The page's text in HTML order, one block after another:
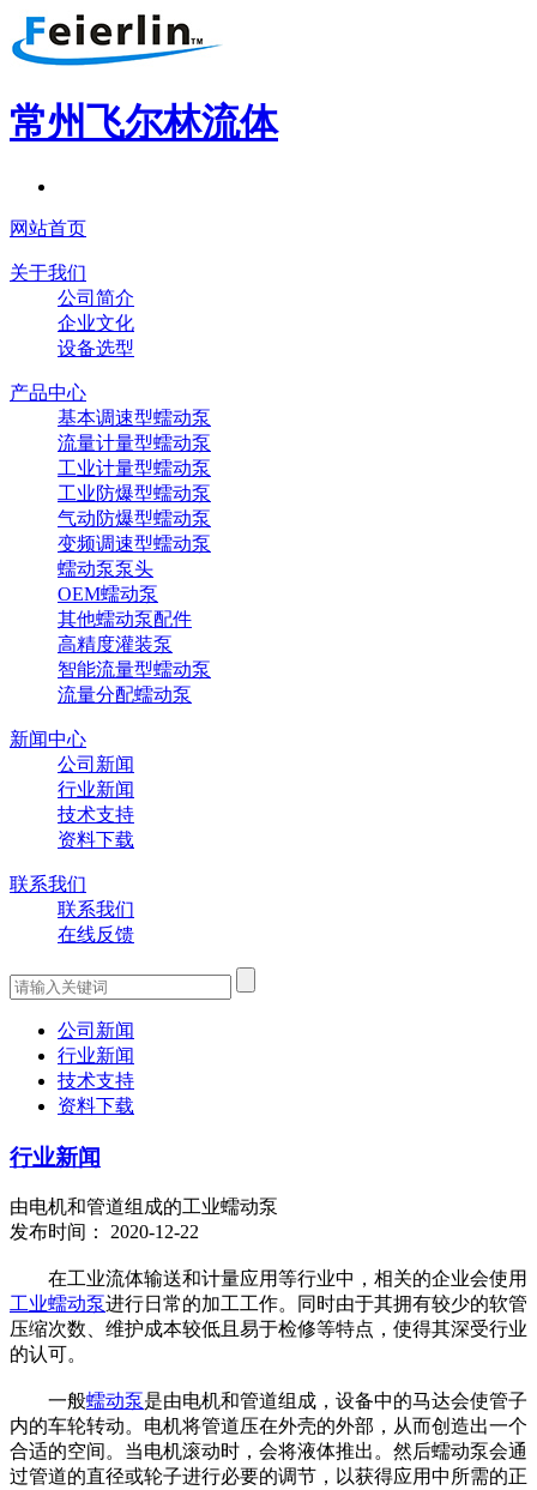
常州飞尔林流体
网站首页
关于我们
公司简介
企业文化
设备选型
产品中心
基本调速型蠕动泵
流量计量型蠕动泵
工业计量型蠕动泵
工业防爆型蠕动泵
气动防爆型蠕动泵
变频调速型蠕动泵
蠕动泵泵头
OEM蠕动泵
其他蠕动泵配件
高精度灌装泵
智能流量型蠕动泵
流量分配蠕动泵
新闻中心
公司新闻
行业新闻
技术支持
资料下载
联系我们
联系我们
在线反馈
公司新闻
行业新闻
技术支持
资料下载
行业新闻
由电机和管道组成的工业蠕动泵
发布时间： 2020-12-22
在工业流体输送和计量应用等行业中，相关的企业会使用
工业蠕动泵进行日常的加工工作。同时由于其拥有较少的软管
压缩次数、维护成本较低且易于检修等特点，使得其深受行业
的认可。
一般蠕动泵是由电机和管道组成，设备中的马达会使管子
内的车轮转动。电机将管道压在外壳的外部，从而创造出一个
合适的空间。当电机滚动时，会将液体推出。然后蠕动泵会通
过管道的直径或轮子进行必要的调节，以获得应用中所需的正